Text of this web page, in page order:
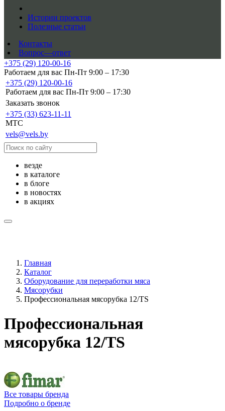
Истории проектов
Полезные статьи
Контакты
Вопрос—ответ
+375 (29) 120-00-16
Работаем для вас Пн-Пт 9:00 – 17:30
+375 (29) 120-00-16
Работаем для вас Пн-Пт 9:00 – 17:30
Заказать звонок
+375 (33) 623-11-11
MTC
vels@vels.by
везде
в каталоге
в блоге
в новостях
в акциях
Главная
Каталог
Оборудование для переработки мяса
Мясорубки
Профессиональная мясорубка 12/TS
Профессиональная
мясорубка 12/TS
Все товары бренда
Подробно о бренде